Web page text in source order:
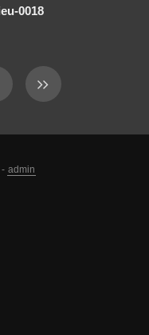
0018
- admin